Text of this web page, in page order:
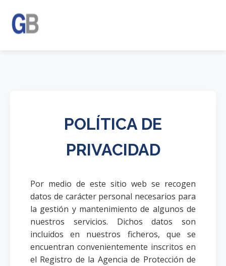
POLÍTICA DE
PRIVACIDAD
Por medio de este sitio web se recogen
datos de carácter personal necesarios para
la gestión y mantenimiento de algunos de
nuestros servicios. Dichos datos son
incluidos en nuestros ficheros, que se
encuentran convenientemente inscritos en
el Registro de la Agencia de Protección de